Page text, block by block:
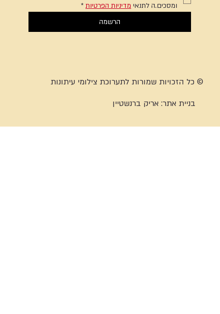
ומסכים.ה לתנאי מדיניות הפרטיות *
הרשמה
© כל הזכויות שמורות לתערוכת צילומי עיתונות
בניית אתר:אריק ברנשטיין